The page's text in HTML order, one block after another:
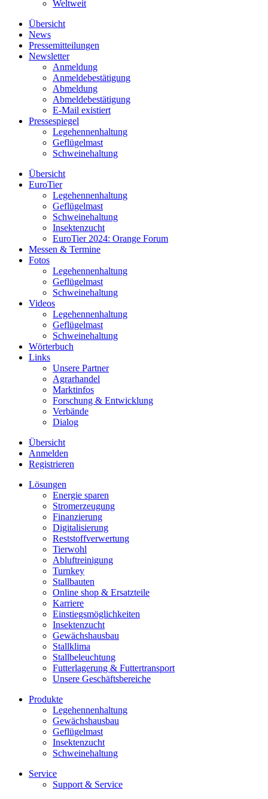
Weltweit
Übersicht
News
Pressemitteilungen
Newsletter
Anmeldung
Anmeldebestätigung
Abmeldung
Abmeldebestätigung
E-Mail existiert
Pressespiegel
Legehennenhaltung
Geflügelmast
Schweinehaltung
Übersicht
EuroTier
Legehennenhaltung
Geflügelmast
Schweinehaltung
Insektenzucht
EuroTier 2024: Orange Forum
Messen & Termine
Fotos
Legehennenhaltung
Geflügelmast
Schweinehaltung
Videos
Legehennenhaltung
Geflügelmast
Schweinehaltung
Wörterbuch
Links
Unsere Partner
Agrarhandel
Marktinfos
Forschung & Entwicklung
Verbände
Dialog
Übersicht
Anmelden
Registrieren
Lösungen
Energie sparen
Stromerzeugung
Finanzierung
Digitalisierung
Reststoffverwertung
Tierwohl
Abluftreinigung
Turnkey
Stallbauten
Online shop & Ersatzteile
Karriere
Einstiegsmöglichkeiten
Insektenzucht
Gewächshausbau
Stallklima
Stallbeleuchtung
Futterlagerung & Futtertransport
Unsere Geschäftsbereiche
Produkte
Legehennenhaltung
Gewächshausbau
Geflügelmast
Insektenzucht
Schweinehaltung
Service
Support & Service